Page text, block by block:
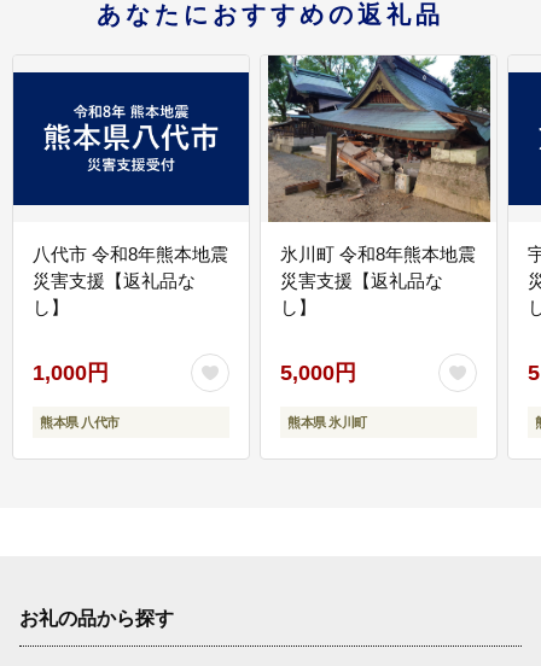
あなたにおすすめの返礼品
八代市 令和8年熊本地震
災害支援【返礼品な
し】
1,000円
熊本県 八代市
氷川町 令和8年熊本地震
災害支援【返礼品な
し】
5,000円
熊本県 氷川町
お礼の品から探す